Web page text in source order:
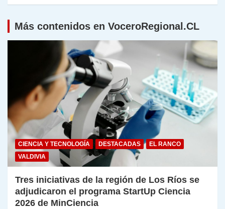
Más contenidos en VoceroRegional.CL
CIENCIA Y TECNOLOGÍA DESTACADAS
EL RANCO
VALDIVIA
Tres iniciativas de la región de Los Ríos se
adjudicaron el programa StartUp Ciencia
2026 de MinCiencia